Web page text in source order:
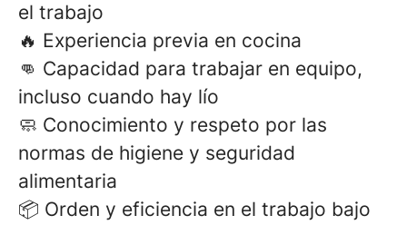
el trabajo
🔥 Experiencia previa en cocina
👊 Capacidad para trabajar en equipo,
incluso cuando hay lío
🧼 Conocimiento y respeto por las
normas de higiene y seguridad
alimentaria
📦 Orden y eficiencia en el trabajo bajo